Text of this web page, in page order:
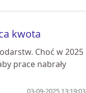
kwota
Choć w 2025
prace nabrały
03-09-2025 13:19:03